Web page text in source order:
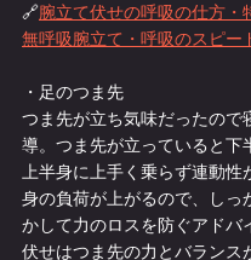
🔗腕立て伏せの呼吸の仕方・
無呼吸腕立て・呼吸のスピー
・足のつま先
つま先が立ち気味だったので
導。つま先が立っていると下
上半身に上手く乗らず連動性
身の負荷が上がるので、しっ
かして力のロスを防ぐアドバ
伏せはつま先の力とバランス